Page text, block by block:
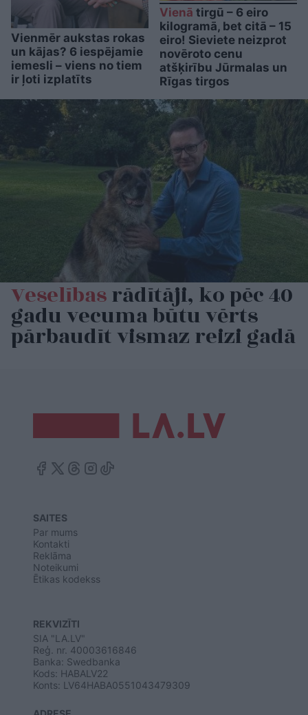
Vienmēr aukstas rokas
un kājas? 6 iespējamie
iemesli – viens no tiem
ir ļoti izplatīts
Vienā tirgū – 6 eiro
kilogramā, bet citā – 15
eiro! Sieviete neizprot
novēroto cenu
atšķirību Jūrmalas un
Rīgas tirgos
Veselībasrādītāji, ko pēc 40
gadu vecuma būtu vērts
pārbaudīt vismaz reizi gadā
SAITES
Par mums
Kontakti
Reklāma
Noteikumi
Ētikas kodekss
REKVIZĪTI
SIA "LA.LV"
Reģ. nr. 40003616846
Banka: Swedbanka
Kods: HABALV22
Konts: LV64HABA0551043479309